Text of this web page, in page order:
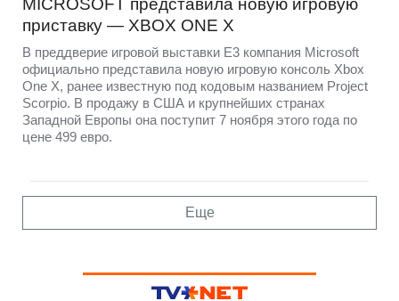
MICROSOFT представила новую игровую
приставку — XBOX ONE X
В преддверие игровой выставки E3 компания Microsoft
официально представила новую игровую консоль Xbox
One X, ранее известную под кодовым названием Project
Scorpio. В продажу в США и крупнейших странах
Западной Европы она поступит 7 ноября этого года по
цене 499 евро.
Еще